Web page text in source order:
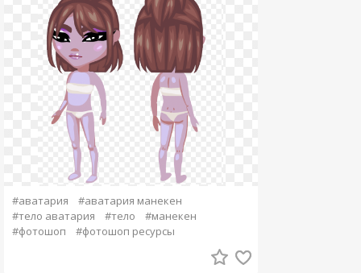
#аватария
#аватария манекен
#тело аватария
#тело
#манекен
#фотошоп
#фотошоп ресурсы